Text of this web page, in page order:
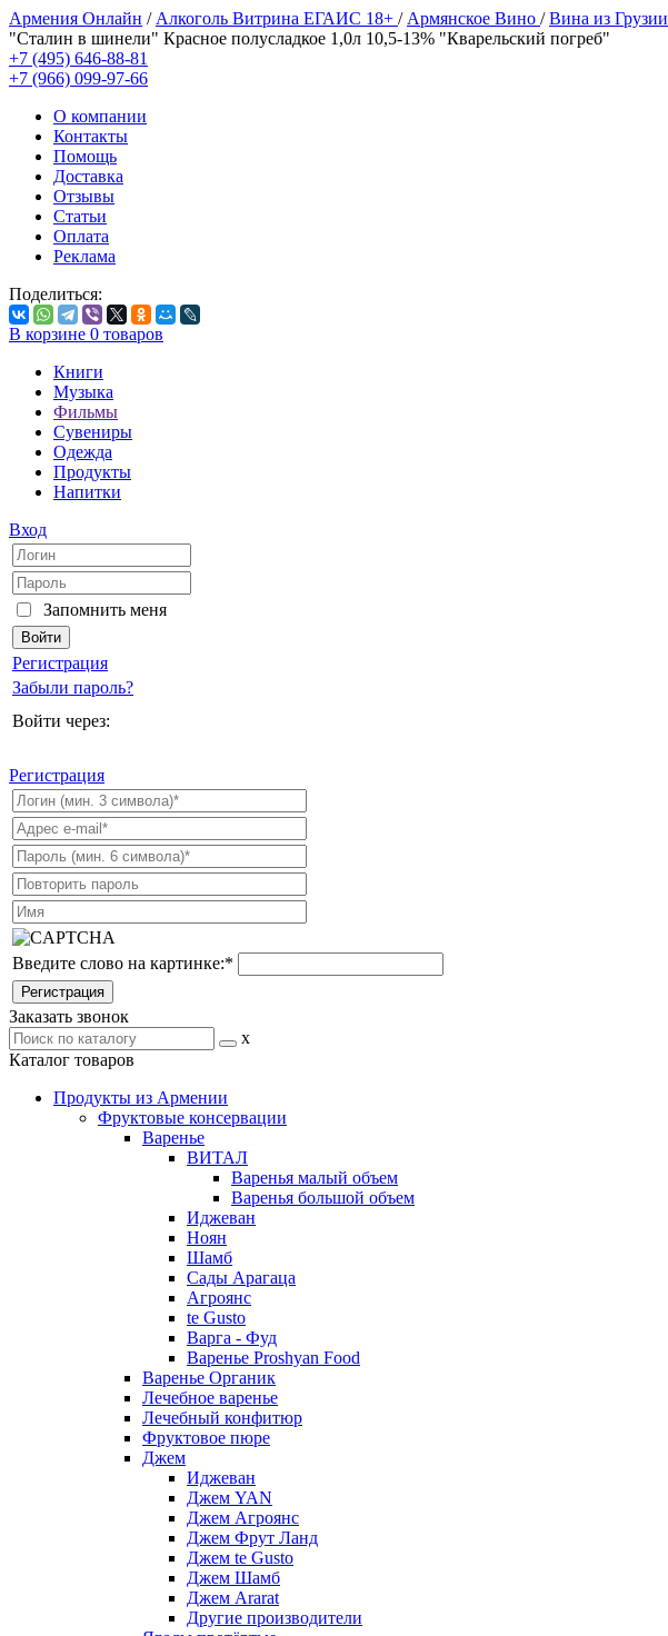
Армения Онлайн / Алкоголь Витрина ЕГАИС 18+ / Армянское Вино /Вина из Грузии
"Сталин в шинели" Красное полусладкое 1,0л 10,5-13% "Кварельский погреб"
+7 (495) 646-88-81
+7 (966) 099-97-66
О компании
Контакты
Помощь
Доставка
Отзывы
Статьи
Оплата
Реклама
Поделиться:
В корзине 0 товаров
Книги
Музыка
Фильмы
Сувениры
Одежда
Продукты
Напитки
Вход
Запомнить меня
Регистрация
Забыли пароль?
Войти через:
Регистрация
Введите слово на картинке:*
Заказать звонок
x
Каталог товаров
Продукты из Армении
Фруктовые консервации
Варенье
ВИТАЛ
Варенья малый объем
Варенья большой объем
Иджеван
Ноян
Шамб
Сады Арагаца
Агроянс
te Gusto
Варга - Фуд
Варенье Proshyan Food
Варенье Органик
Лечебное варенье
Лечебный конфитюр
Фруктовое пюре
Джем
Иджеван
Джем YAN
Джем Агроянс
Джем Фрут Ланд
Джем te Gusto
Джем Шамб
Джем Ararat
Другие производители